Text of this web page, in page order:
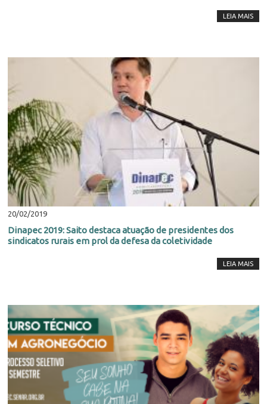
LEIA MAIS
20/02/2019
Dinapec 2019: Saito destaca atuação de presidentes dos
sindicatos rurais em prol da defesa da coletividade
LEIA MAIS